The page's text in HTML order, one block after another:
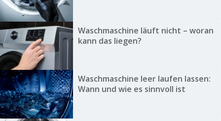
Waschmaschine läuft nicht – woran
kann das liegen?
Waschmaschine leer laufen lassen:
Wann und wie es sinnvoll ist